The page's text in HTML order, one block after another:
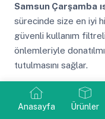
Anasayfa Ürünler
Samsun Çarşamba
sürecinde size en iyi
güvenli kullanım
önlemleriyle
tutulmasını sağlar.
Samsun Çarşamba
kiralama işte webasto